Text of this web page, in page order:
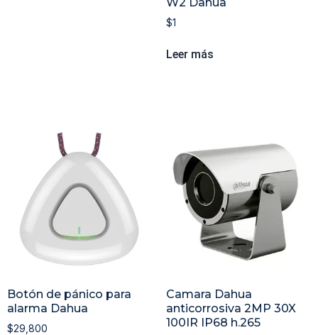
$1
Leer más
Botón de pánico para
alarma Dahua
$29,800
Camara Dahua
anticorrosiva 2MP 30X
100IR IP68 h.265